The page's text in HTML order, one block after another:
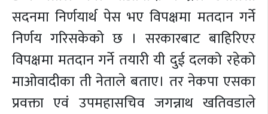
सदनमा निर्णयार्थ पेस भए विपक्षमा मतदान गर्ने
निर्णय गरिसकेको छ । सरकारबाट बाहिरिएर
विपक्षमा मतदान गर्ने तयारी यी दुई दलको रहेको
माओवादीका ती नेताले बताए। तर नेकपा एसका
प्रवक्ता एवं उपमहासचिव जगन्नाथ खतिवडाले